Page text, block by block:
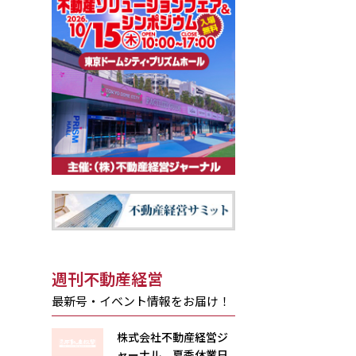
週刊不動産経営
最新号・イベント情報をお届け！
株式会社不動産経営ジ